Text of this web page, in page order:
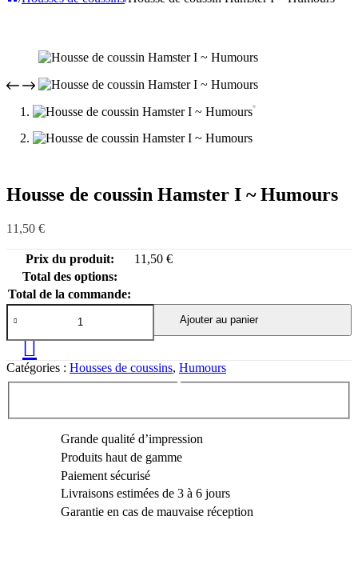
Housse de coussin Hamster I ~ Humours
11,50 €
Prix du produit: 11,50 €
Total des options:
Total de la commande:
quantité
de
Housse
coussin
Hamster
Ajouter au panier
Catégories : Housses de coussins, Humours
Grande qualité d’impression
Produits haut de gamme
Paiement sécurisé
Livraisons estimées de 3 à 6 jours
Garantie en cas de mauvaise réception